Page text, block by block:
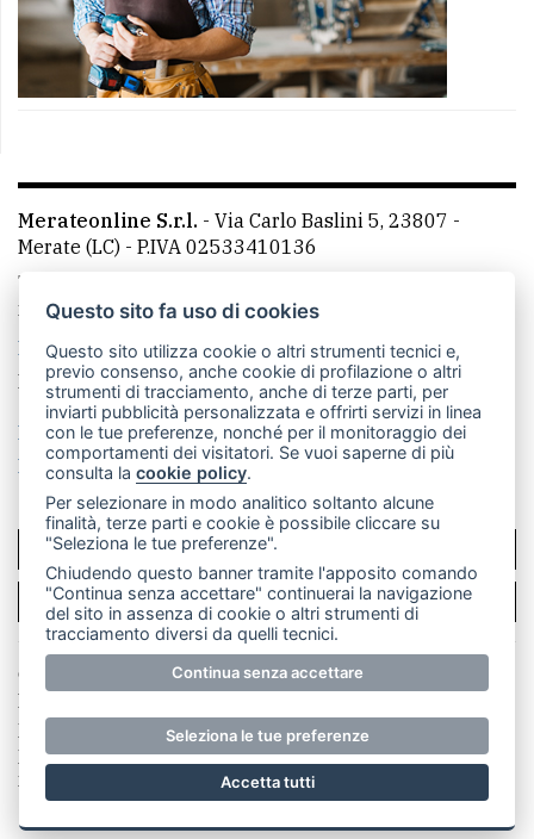
Merateonline S.r.l. - Via Carlo Baslini 5, 23807 -
Merate (LC) - P.IVA 02533410136
Telefono:
mail: redazione@merateonline.it
La redazione
CasateOnline LeccoOnline
RSS
Made by VIP
Privacy policy
Cookie policy
Rivedi le tue scelte sui cookie
SCRIVICI
PER LA TUA PUBBLICITÀ
© Copyright Merateonline S.r.l. - Tutti i diritti riservati.
E' proibita la riproduzione e pubblicazione anche
parziale di testi, articoli e immagini senza la
preventiva autorizzazione scritta dell'editore. RI Lecco
numero Rea LC 291.277 - Capitale sociale 10.329,14 €
Questo sito fa uso di cookies
Questo sito utilizza cookie o altri strumenti tecnici e,
previo consenso, anche cookie di profilazione o altri
strumenti di tracciamento, anche di terze parti, per
inviarti pubblicità personalizzata e offrirti servizi in linea
con le tue preferenze, nonché per il monitoraggio dei
comportamenti dei visitatori. Se vuoi saperne di più
consulta lacookie policy.
Per selezionare in modo analitico soltanto alcune
finalità, terze parti e cookie è possibile cliccare su
"Seleziona le tue preferenze".
Chiudendo questo banner tramite l'apposito comando
"Continua senza accettare" continuerai la navigazione
del sito in assenza di cookie o altri strumenti di
tracciamento diversi da quelli tecnici.
Continua senza accettare
Seleziona le tue preferenze
Accetta tutti